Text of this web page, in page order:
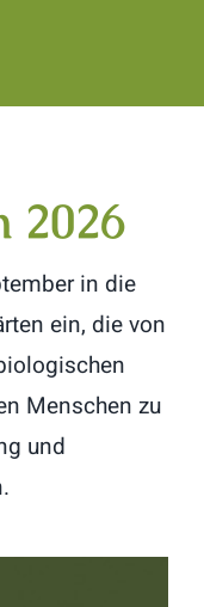
2026
in die
ein, die von
Menschen zu
und